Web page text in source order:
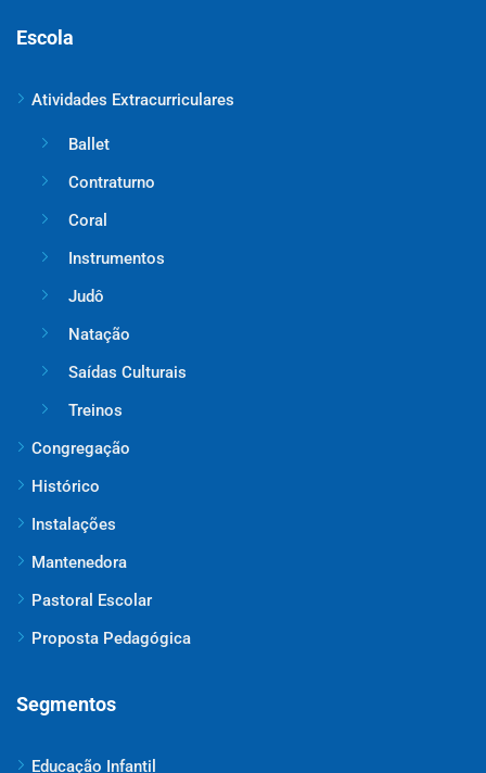
Escola
Atividades Extracurriculares
Ballet
Contraturno
Coral
Instrumentos
Judô
Natação
Saídas Culturais
Treinos
Congregação
Histórico
Instalações
Mantenedora
Pastoral Escolar
Proposta Pedagógica
Segmentos
Educação Infantil